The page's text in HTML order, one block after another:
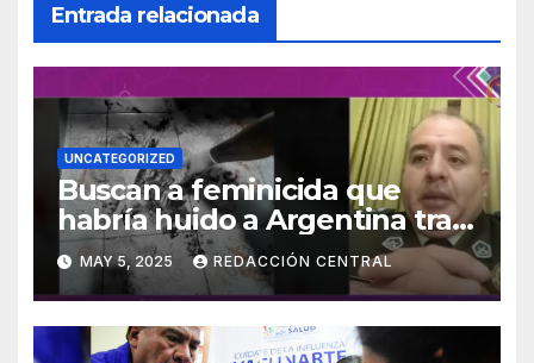
Entrada relacionada
UNCATEGORIZED
Buscan a feminicida que
habría huido a Argentina tras
asesinar a su concubina en
Tarija
MAY 5, 2025 REDACCIÓN CENTRAL